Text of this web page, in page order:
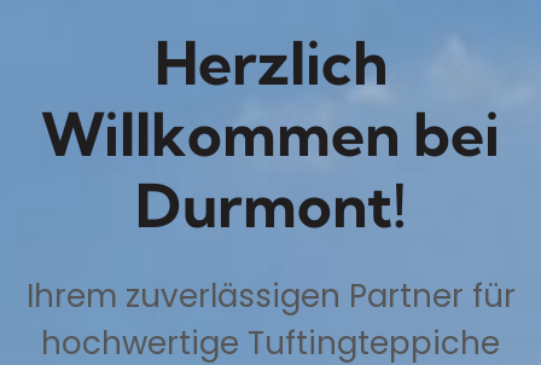
Herzlich
Willkommen bei
Durmont!
Ihrem zuverlässigen Partner für
hochwertige Tuftingteppiche